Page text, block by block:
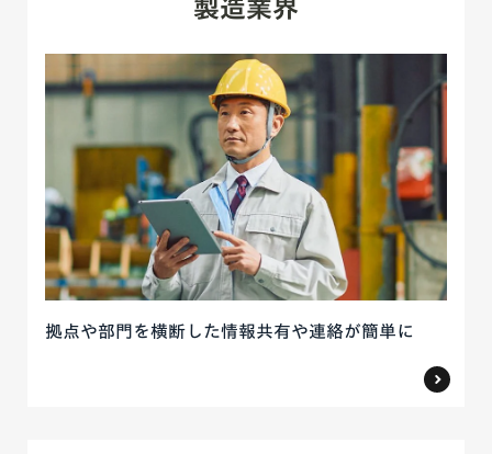
製造業界
拠点や部門を横断した情報共有や連絡が簡単に